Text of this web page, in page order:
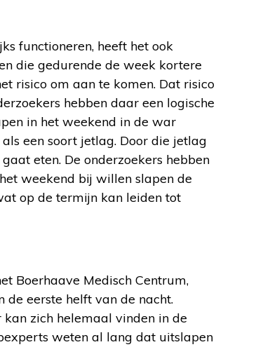
functioneren, heeft het ook
die gedurende de week kortere
risico om aan te komen. Dat risico
hebben daar een logische
in het weekend in de war
een soort jetlag. Door die jetlag
eten. De onderzoekers hebben
weekend bij willen slapen de
op de termijn kan leiden tot
Boerhaave Medisch Centrum,
eerste helft van de nacht.
zich helemaal vinden in de
weten al lang dat uitslapen